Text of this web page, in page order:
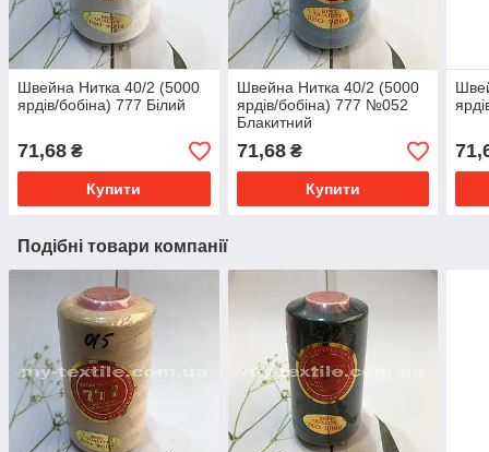
Швейна Нитка 40/2 (5000
ярдів/бобіна) 777 Білий
71,68 ₴
Купити
Швейна Нитка 40/2 (5000
ярдів/бобіна) 777 №052
Блакитний
71,68₴
Купити
Подібні товари компанії